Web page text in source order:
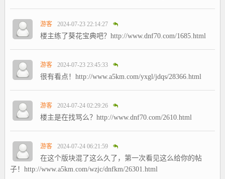
游客 2024-07-23 22:14:27
楼主练了葵花宝典吧？http://www.dnf70.com/1685.html
游客 2024-07-23 23:45:33
很有看点！http://www.a5km.com/yxgl/jdqs/28366.html
游客 2024-07-24 02:29:26
楼主是在找骂么？http://www.dnf70.com/2610.html
游客 2024-07-24 06:21:59
在这个版块混了这么久了，第一次看见这么给你的帖
子！http://www.a5km.com/wzjc/dnfkm/26301.html